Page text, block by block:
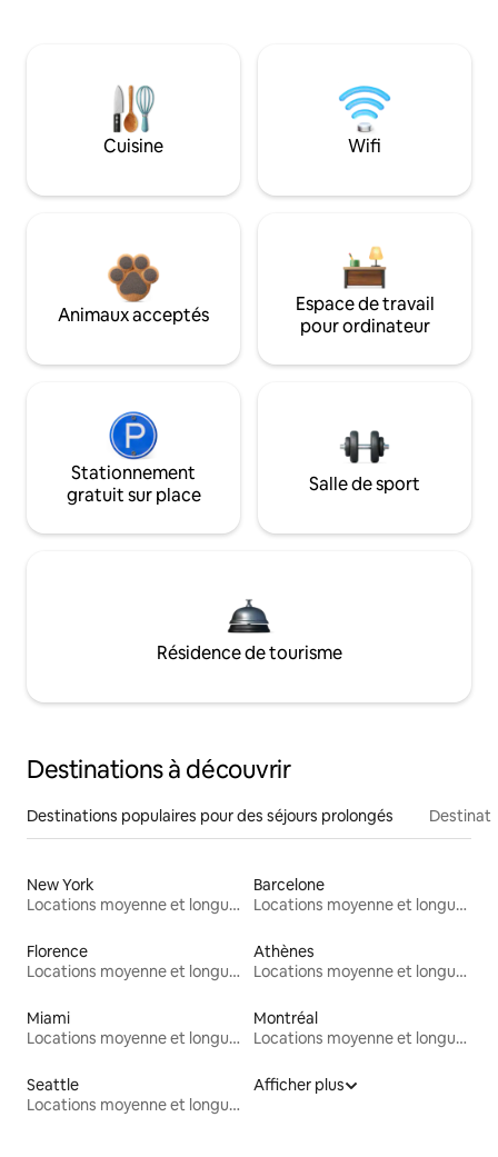
Cuisine Wifi
Animaux acceptés
Espace de travail
pour ordinateur
Stationnement
gratuit sur place
Salle de sport
Résidence de tourisme
Destinations à découvrir
Destinations populaires pour des séjours prolongés
New York
Locations moyenne et longue durée
Barcelone
Locations moyenne et longue durée
Florence
Locations moyenne et longue durée
Athènes
Locations moyenne et longue durée
Miami
Locations moyenne et longue durée
Montréal
Locations moyenne et longue durée
Seattle
Locations moyenne et longue durée
Afficher plus